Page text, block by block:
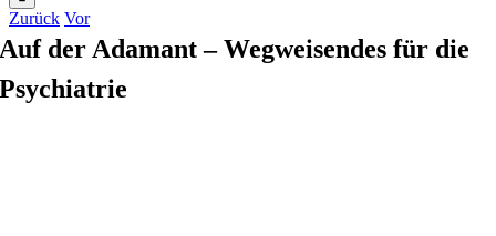
Zurück Vor
Auf der Adamant – Wegweisendes für die
Psychiatrie